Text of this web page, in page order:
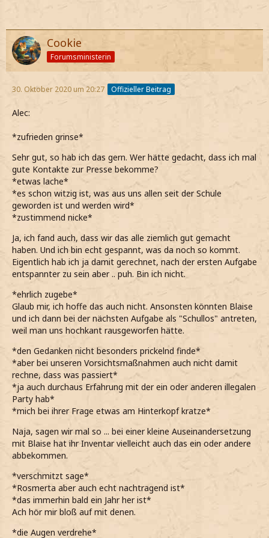
Cookie
Forumsministerin
30. Oktober 2020 um 20:27 Offizieller Beitrag
Alec:
*zufrieden grinse*
Sehr gut, so hab ich das gern. Wer hätte gedacht, dass ich mal
gute Kontakte zur Presse bekomme?
*etwas lache*
*es schon witzig ist, was aus uns allen seit der Schule
geworden ist und werden wird*
*zustimmend nicke*
Ja, ich fand auch, dass wir das alle ziemlich gut gemacht
haben. Und ich bin echt gespannt, was da noch so kommt.
Eigentlich hab ich ja damit gerechnet, nach der ersten Aufgabe
entspannter zu sein aber .. puh. Bin ich nicht.
*ehrlich zugebe*
Glaub mir, ich hoffe das auch nicht. Ansonsten könnten Blaise
und ich dann bei der nächsten Aufgabe als "Schullos" antreten,
weil man uns hochkant rausgeworfen hätte.
*den Gedanken nicht besonders prickelnd finde*
*aber bei unseren Vorsichtsmaßnahmen auch nicht damit
rechne, dass was passiert*
*ja auch durchaus Erfahrung mit der ein oder anderen illegalen
Party hab*
*mich bei ihrer Frage etwas am Hinterkopf kratze*
Naja, sagen wir mal so ... bei einer kleine Auseinandersetzung
mit Blaise hat ihr Inventar vielleicht auch das ein oder andere
abbekommen.
*verschmitzt sage*
*Rosmerta aber auch echt nachtragend ist*
*das immerhin bald ein Jahr her ist*
Ach hör mir bloß auf mit denen.
*die Augen verdrehe*